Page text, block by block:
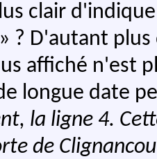
clair
? D'autant
affiché n'est
longue date
la ligne 4.
de